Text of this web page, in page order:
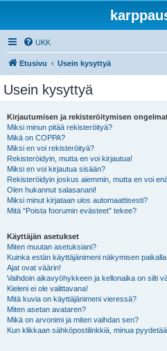
UKK
Etusivu Usein kysyttyä
Usein kysyttyä
Kirjautumisen ja rekisteröitymisen
Miksi minun pitää rekisteröityä?
Mikä on COPPA?
Miksi en voi rekisteröityä?
Rekisteröidyin, mutta en voi kirjautua!
Miksi en voi kirjautua sisään?
Rekisteröidyin joskus aiemmin, mutta en voi
Olen hukannut salasanani!
Miksi minut kirjataan ulos automaattisesti?
Mitä “Poista foorumin evästeet” tekee?
Käyttäjän asetukset
Miten muutan asetuksiani?
Kuinka estän käyttäjänimeni näkymisen
Ajat ovat väärin!
Vaihdoin aikavyöhykkeen ja kellonaika on silti
Kieleni ei ole valittavana!
Mitä kuvia on käyttäjänimeni vieressä?
Miten asetan avataren?
Mikä on arvonimi ja miten vaihdan sen?
Kun klikkaan sähköpostilinkkiä, minua